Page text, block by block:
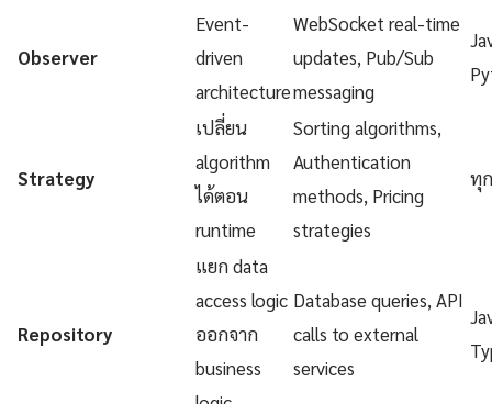
Observer
Event-
driven
architecture
WebSocket real-time
updates, Pub/Sub
messaging
Strategy
เปลี่ยน
algorithm
ได้ตอน
runtime
Sorting algorithms,
Authentication
methods, Pricing
strategies
ทุ
Repository
แยก data
access logic
ออกจาก
business
Database queries, API
calls to external
services